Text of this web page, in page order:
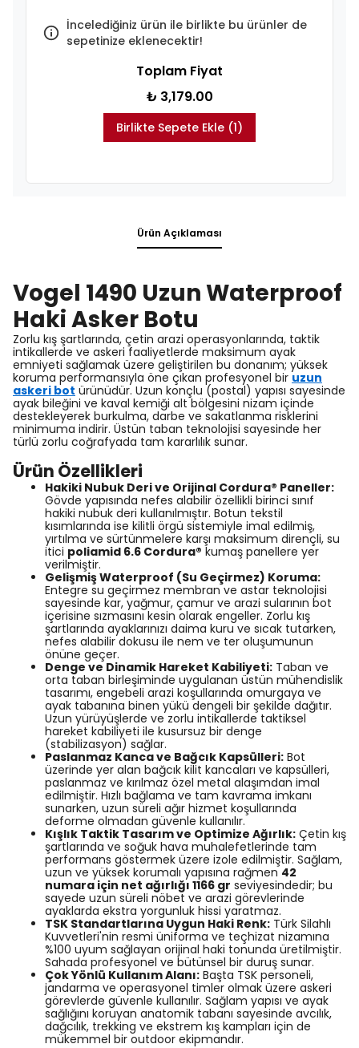
İncelediğiniz ürün ile birlikte bu ürünler de
sepetinize eklenecektir!
Toplam Fiyat
₺ 3,179.00
Birlikte Sepete Ekle (1)
Ürün Açıklaması
Vogel 1490 Uzun Waterproof
Haki Asker Botu
Zorlu kış şartlarında, çetin arazi operasyonlarında, taktik
intikallerde ve askeri faaliyetlerde maksimum ayak
emniyeti sağlamak üzere geliştirilen bu donanım; yüksek
koruma performansıyla öne çıkan profesyonel bir uzun
askeri bot ürünüdür. Uzun konçlu (postal) yapısı sayesinde
ayak bileğini ve kaval kemiği alt bölgesini nizam içinde
destekleyerek burkulma, darbe ve sakatlanma risklerini
minimuma indirir. Üstün taban teknolojisi sayesinde her
türlü zorlu coğrafyada tam kararlılık sunar.
Ürün Özellikleri
Hakiki Nubuk Deri ve Orijinal Cordura® Paneller:
Gövde yapısında nefes alabilir özellikli birinci sınıf
hakiki nubuk deri kullanılmıştır. Botun tekstil
kısımlarında ise kilitli örgü sistemiyle imal edilmiş,
yırtılma ve sürtünmelere karşı maksimum dirençli, su
itici poliamid 6.6 Cordura® kumaş panellere yer
verilmiştir.
Gelişmiş Waterproof (Su Geçirmez) Koruma:
Entegre su geçirmez membran ve astar teknolojisi
sayesinde kar, yağmur, çamur ve arazi sularının bot
içerisine sızmasını kesin olarak engeller. Zorlu kış
şartlarında ayaklarınızı daima kuru ve sıcak tutarken,
nefes alabilir dokusu ile nem ve ter oluşumunun
önüne geçer.
Denge ve Dinamik Hareket Kabiliyeti: Taban ve
orta taban birleşiminde uygulanan üstün mühendislik
tasarımı, engebeli arazi koşullarında omurgaya ve
ayak tabanına binen yükü dengeli bir şekilde dağıtır.
Uzun yürüyüşlerde ve zorlu intikallerde taktiksel
hareket kabiliyeti ile kusursuz bir denge
(stabilizasyon) sağlar.
Paslanmaz Kanca ve Bağcık Kapsülleri: Bot
üzerinde yer alan bağcık kilit kancaları ve kapsülleri,
paslanmaz ve kırılmaz özel metal alaşımdan imal
edilmiştir. Hızlı bağlama ve tam kavrama imkanı
sunarken, uzun süreli ağır hizmet koşullarında
deforme olmadan güvenle kullanılır.
Kışlık Taktik Tasarım ve Optimize Ağırlık: Çetin kış
şartlarında ve soğuk hava muhalefetlerinde tam
performans göstermek üzere izole edilmiştir. Sağlam,
uzun ve yüksek korumalı yapısına rağmen 42
numara için net ağırlığı 1166 gr seviyesindedir; bu
sayede uzun süreli nöbet ve arazi görevlerinde
ayaklarda ekstra yorgunluk hissi yaratmaz.
TSK Standartlarına Uygun Haki Renk: Türk Silahlı
Kuvvetleri'nin resmi üniforma ve teçhizat nizamına
%100 uyum sağlayan orijinal haki tonunda üretilmiştir.
Sahada profesyonel ve bütünsel bir duruş sunar.
Çok Yönlü Kullanım Alanı: Başta TSK personeli,
jandarma ve operasyonel timler olmak üzere askeri
görevlerde güvenle kullanılır. Sağlam yapısı ve ayak
sağlığını koruyan anatomik tabanı sayesinde avcılık,
dağcılık, trekking ve ekstrem kış kampları için de
mükemmel bir outdoor ekipmandır.